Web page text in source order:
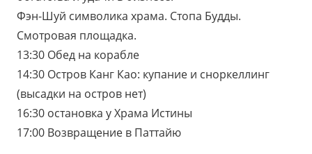
Фэн-Шуй символика храма. Стопа Будды.
Смотровая площадка.
13:30 Обед на корабле
14:30 Остров Канг Као: купание и сноркеллинг
(высадки на остров нет)
16:30 остановка у Храма Истины
17:00 Возвращение в Паттайю